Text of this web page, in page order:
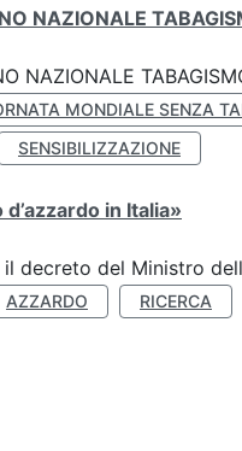
NAZIONALE
NAZIONALE
MONDIALE SENZA
SENSIBILIZZAZIONE
in Italia»
decreto del Ministro
AZZARDO RICERCA